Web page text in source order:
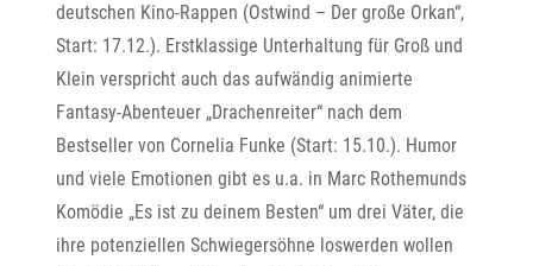
deutschen Kino-Rappen (Ostwind – Der große Orkan“,
Start: 17.12.). Erstklassige Unterhaltung für Groß und
Klein verspricht auch das aufwändig animierte
Fantasy-Abenteuer „Drachenreiter“ nach dem
Bestseller von Cornelia Funke (Start: 15.10.). Humor
und viele Emotionen gibt es u.a. in Marc Rothemunds
Komödie „Es ist zu deinem Besten“ um drei Väter, die
ihre potenziellen Schwiegersöhne loswerden wollen